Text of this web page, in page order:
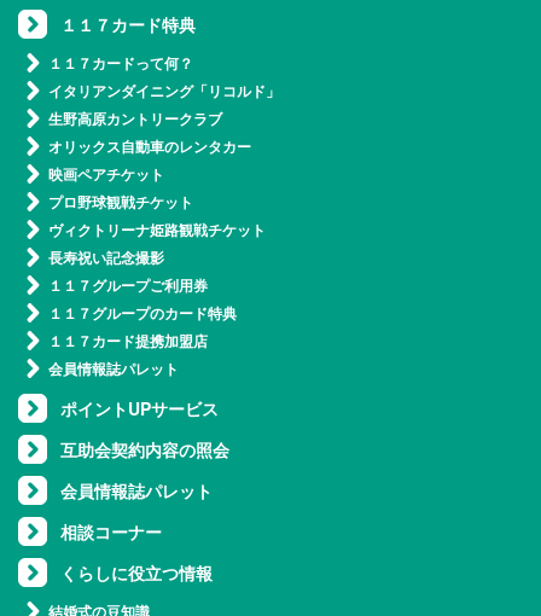
１１７カード特典
１１７カードって何？
イタリアンダイニング「リコルド」
生野高原カントリークラブ
オリックス自動車のレンタカー
映画ペアチケット
プロ野球観戦チケット
ヴィクトリーナ姫路観戦チケット
長寿祝い記念撮影
１１７グループご利用券
１１７グループのカード特典
１１７カード提携加盟店
会員情報誌パレット
ポイントUPサービス
互助会契約内容の照会
会員情報誌パレット
相談コーナー
くらしに役立つ情報
結婚式の豆知識